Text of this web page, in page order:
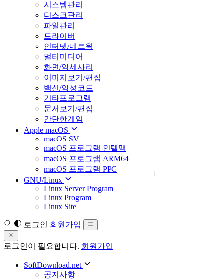
시스템관리
디스크관리
파일관리
드라이버
인터넷/네트웍
멀티미디어
화면/악세사리
이미지보기/편집
백신/악성코드
기타프로그램
문서보기/편집
간단한게임
Apple macOS
macOS SV
macOS 프로그램 인텔맥
macOS 프로그램 ARM64
macOS 프로그램 PPC
GNU/Linux
Linux Server Program
Linux Program
Linux Site
로그인 회원가입
로그인이 필요합니다. 회원가입
SoftDownload.net
공지사항